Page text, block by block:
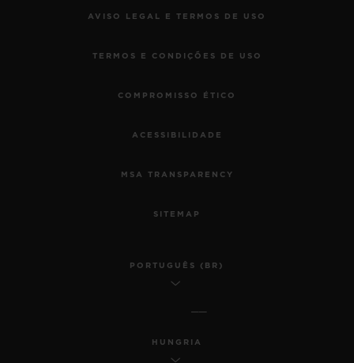
AVISO LEGAL E TERMOS DE USO
TERMOS E CONDIÇÕES DE USO
COMPROMISSO ÉTICO
ACESSIBILIDADE
MSA TRANSPARENCY
SITEMAP
PORTUGUÊS (BR)
HUNGRIA